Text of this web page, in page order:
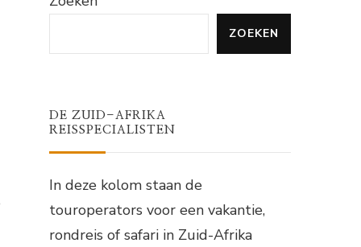
ZOEKEN
DE ZUID-AFRIKA
REISSPECIALISTEN
In deze kolom staan de
touroperators voor een vakantie,
rondreis of safari in Zuid-Afrika